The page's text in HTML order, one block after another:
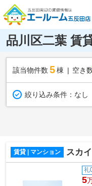
品川区二葉 賃
該当物件数 5棟 空き
絞り込み条件： なし
賃貸 | マンション スカ
礼
5